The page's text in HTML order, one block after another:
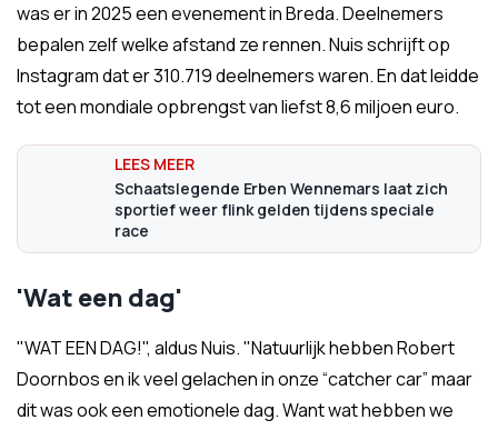
was er in 2025 een evenement in Breda. Deelnemers
bepalen zelf welke afstand ze rennen. Nuis schrijft op
Instagram dat er 310.719 deelnemers waren. En dat leidde
tot een mondiale opbrengst van liefst 8,6 miljoen euro.
Schaatslegende Erben Wennemars laat zich
sportief weer flink gelden tijdens speciale
race
'Wat een dag'
"WAT EEN DAG!", aldus Nuis. "Natuurlijk hebben Robert
Doornbos en ik veel gelachen in onze “catcher car” maar
dit was ook een emotionele dag. Want wat hebben we